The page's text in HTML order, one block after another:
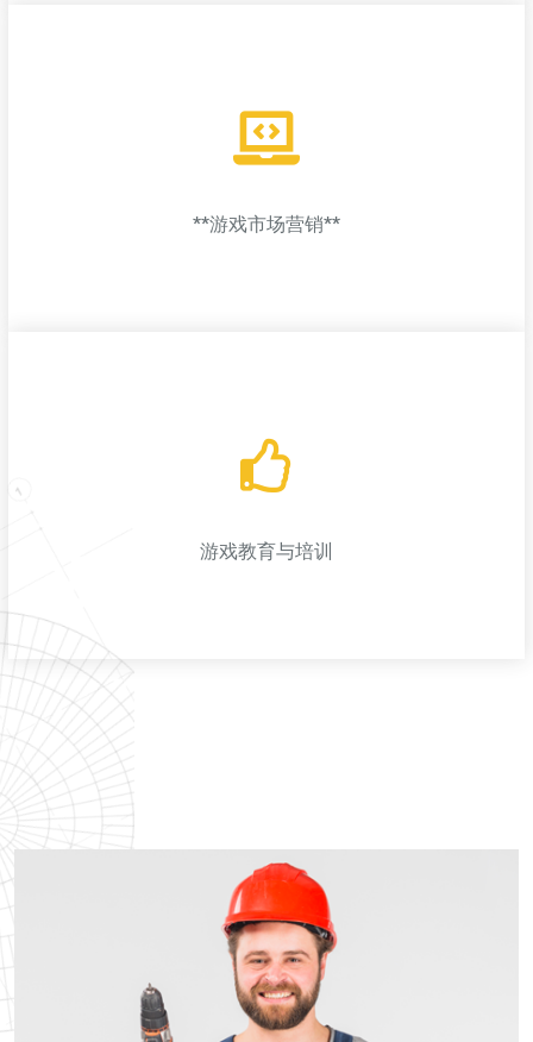
游戏插件与工具开发
为开发者提供各种游戏插件、工具和优化软件，提升开发效率与
**游戏市场营销**
**游戏市场营销**
为游戏产品制定全方位市场推广方案，包括社交媒体宣传、KOL合
游戏教育与培训
程，培养新一代游戏行业人才；